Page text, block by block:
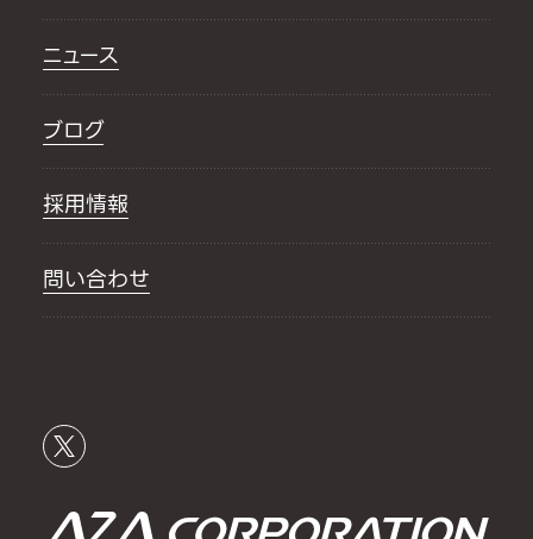
ニュース
ブログ
採用情報
問い合わせ